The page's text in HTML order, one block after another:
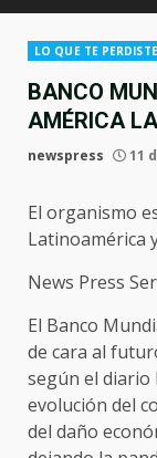
LO QUE TE PERDISTE
BANCO
AMÉRICA
newspress 11
El organismo
Latinoamérica
News Press
El Banco
de cara al
según el
evolución del
del daño